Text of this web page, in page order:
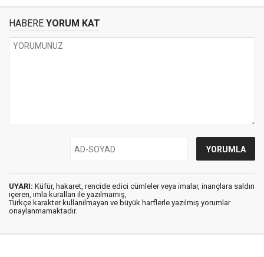
HABERE YORUM KAT
UYARI: Küfür, hakaret, rencide edici cümleler veya imalar, inançlara saldırı
içeren, imla kuralları ile yazılmamış,
Türkçe karakter kullanılmayan ve büyük harflerle yazılmış yorumlar
onaylanmamaktadır.